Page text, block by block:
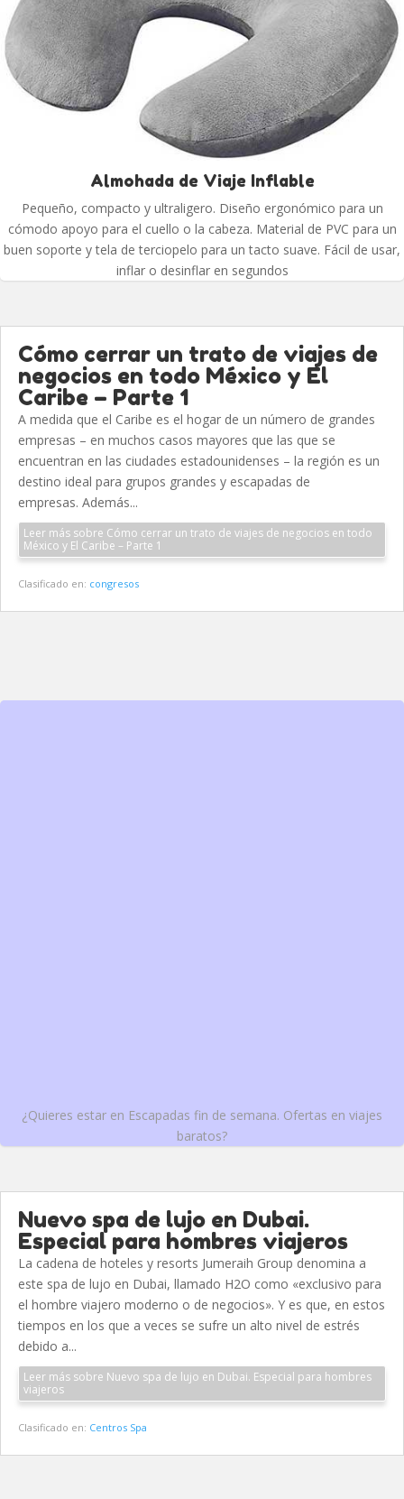
Almohada de Viaje Inflable
Pequeño, compacto y ultraligero. Diseño ergonómico para un
cómodo apoyo para el cuello o la cabeza. Material de PVC para un
buen soporte y tela de terciopelo para un tacto suave. Fácil de usar,
inflar o desinflar en segundos
Cómo cerrar un trato de viajes de
negocios en todo México y El
Caribe – Parte 1
A medida que el Caribe es el hogar de un número de grandes
empresas – en muchos casos mayores que las que se
encuentran en las ciudades estadounidenses – la región es un
destino ideal para grupos grandes y escapadas de
empresas. Además...
Leer más sobre Cómo cerrar un trato de viajes de negocios en todo
México y El Caribe – Parte 1
Clasificado en: congresos
¿Quieres estar en Escapadas fin de semana. Ofertas en viajes
baratos?
Nuevo spa de lujo en Dubai.
Especial para hombres viajeros
La cadena de hoteles y resorts Jumeraih Group denomina a
este spa de lujo en Dubai, llamado H2O como «exclusivo para
el hombre viajero moderno o de negocios». Y es que, en estos
tiempos en los que a veces se sufre un alto nivel de estrés
debido a...
Leer más sobre Nuevo spa de lujo en Dubai. Especial para hombres
viajeros
Clasificado en: Centros Spa